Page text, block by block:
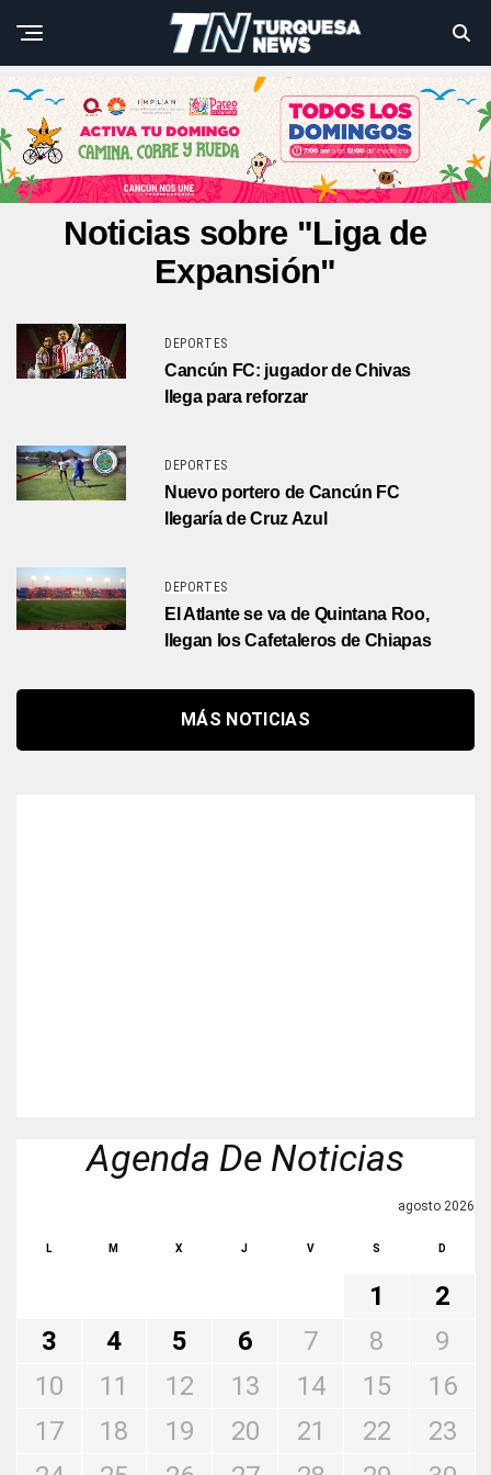
Noticias sobre "Liga de
Expansión"
DEPORTES
Cancún FC: jugador de Chivas
llega para reforzar
DEPORTES
Nuevo portero de Cancún FC
llegaría de Cruz Azul
DEPORTES
El Atlante se va de Quintana Roo,
llegan los Cafetaleros de Chiapas
MÁS NOTICIAS
Agenda De Noticias
agosto 2026
L M X J V S D
1
2
3
4 5 6 7 8
9
10
11 12 13 14 15
16
17
18 19 20 21 22
23